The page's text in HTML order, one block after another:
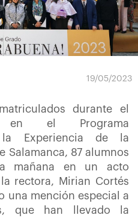
19/05/2023
durante el
en el Programa
la Experiencia de la
Salamanca, 87 alumnos
mañana en un acto
rectora, Mirian Cortés
una mención especial a
que han llevado la